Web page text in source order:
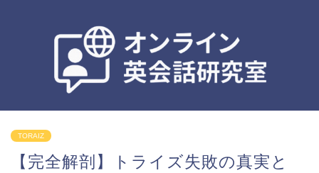
TORAIZ
【完全解剖】トライズ失敗の真実と